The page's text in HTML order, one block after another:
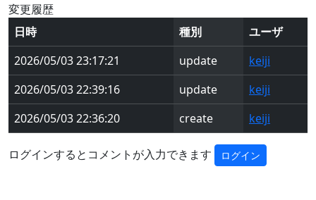
変更履歴
日時
種別
ユーザ
2026/05/03 23:17:21
update
keiji
2026/05/03 22:39:16
update
keiji
2026/05/03 22:36:20
create keiji
ログインするとコメントが入力できます ログイン